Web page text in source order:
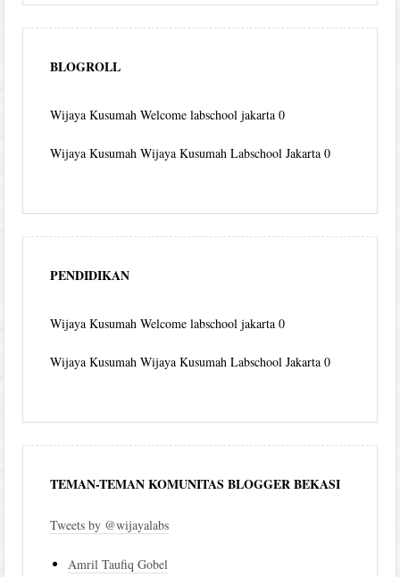
BLOGROLL
Wijaya Kusumah Welcome labschool jakarta 0
Wijaya Kusumah Wijaya Kusumah Labschool Jakarta 0
PENDIDIKAN
Wijaya Kusumah Welcome labschool jakarta 0
Wijaya Kusumah Wijaya Kusumah Labschool Jakarta 0
TEMAN-TEMAN KOMUNITAS BLOGGER BEKASI
Tweets by @wijayalabs
Amril Taufiq Gobel